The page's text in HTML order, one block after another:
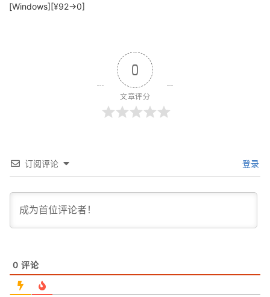
[Windows][¥92→0]
0
文章评分
订阅评论 登录
0 评论